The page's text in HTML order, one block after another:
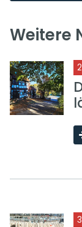
Weitere